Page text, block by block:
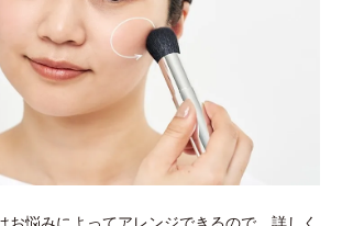
お悩みによってアレンジできるので、詳しく